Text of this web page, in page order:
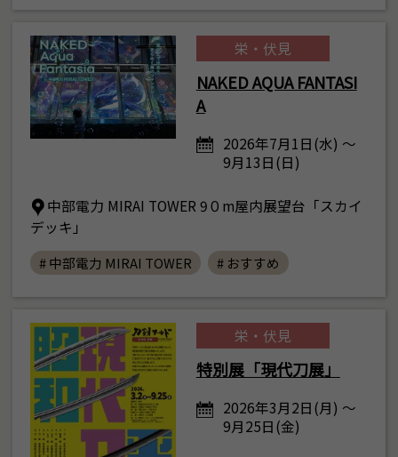
栄・伏見
NAKED AQUA FANTASI
A
2026年7月1日(水) ～
9月13日(日)
中部電力 MIRAI TOWER 9０m屋内展望台「スカイ
デッキ」
# 中部電力 MIRAI TOWER # おすすめ
栄・伏見
特別展「現代刀展」
2026年3月2日(月) ～
9月25日(金)